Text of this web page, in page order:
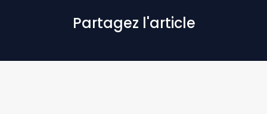
Partagez l'article